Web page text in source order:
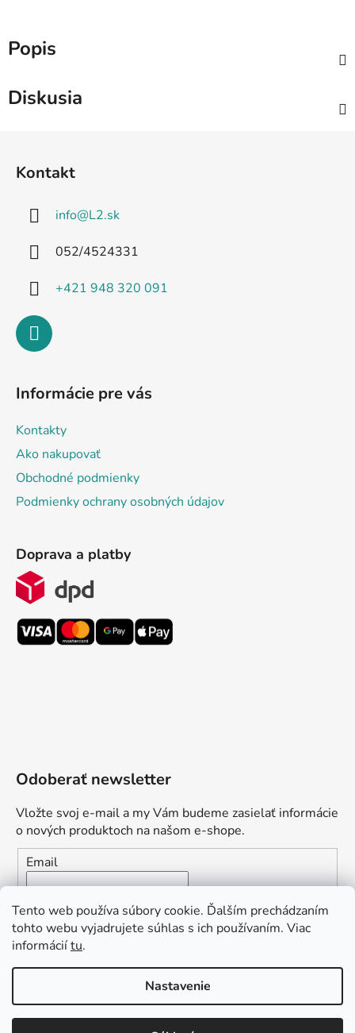
Tento web používa súbory cookie. Ďalším prechádzaním
tohto webu vyjadrujete súhlas s ich používaním. Viac
informáciítu.
Nastavenie
: Zaplaťte vopred a získajte
Popis
Diskusia
Kontakt
info@L2.sk
052/4524331
+421 948 320 091
Informácie pre vás
Kontakty
Ako nakupovať
Obchodné podmienky
Podmienky ochrany osobných údajov
Doprava a platby
Odoberať newsletter
Vložte svoj e-mail a my Vám budeme zasielať informácie
o nových produktoch na našom e-shope.
Email
Vložením e-mailu súhlasíte s
podmienkami ochrany
osobných údajov
môžem pomôcť?“